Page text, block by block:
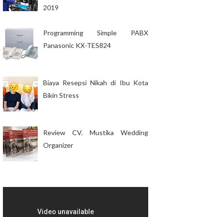
2019
Programming Simple PABX
Panasonic KX-TES824
Biaya Resepsi Nikah di Ibu Kota
Bikin Stress
Review CV. Mustika Wedding
Organizer